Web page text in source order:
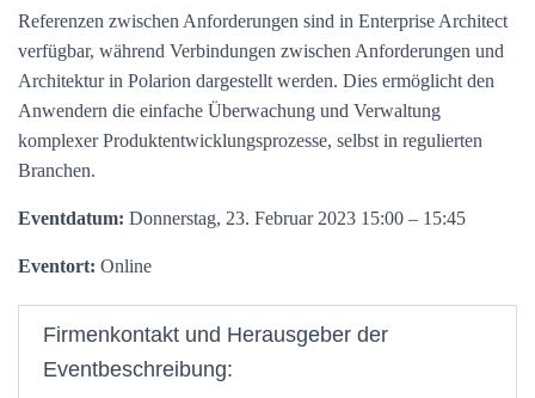
Referenzen zwischen Anforderungen sind in Enterprise Architect
verfügbar, während Verbindungen zwischen Anforderungen und
Architektur in Polarion dargestellt werden. Dies ermöglicht den
Anwendern die einfache Überwachung und Verwaltung
komplexer Produktentwicklungsprozesse, selbst in regulierten
Branchen.
Eventdatum: Donnerstag, 23. Februar 2023 15:00 – 15:45
Eventort: Online
Firmenkontakt und Herausgeber der
Eventbeschreibung: